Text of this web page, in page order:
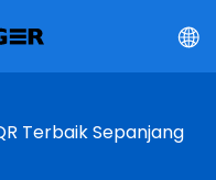
Terbaik Sepanjang